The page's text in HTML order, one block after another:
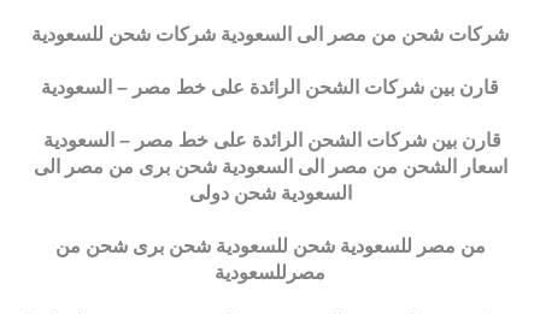
شركات شحن من مصر الى السعودية شركات شحن للسعودية
قارن بين شركات الشحن الرائدة على خط مصر – السعودية
قارن بين شركات الشحن الرائدة على خط مصر – السعودية
اسعار الشحن من مصر الى السعودية شحن برى من مصر الى
السعودية شحن دولى
من مصر للسعودية شحن للسعودية شحن برى شحن من
مصرللسعودية